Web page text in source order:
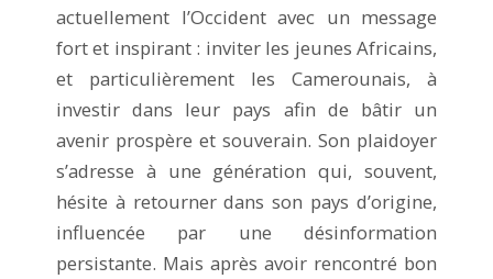
actuellement l’Occident avec un message
fort et inspirant : inviter les jeunes Africains,
et particulièrement les Camerounais, à
investir dans leur pays afin de bâtir un
avenir prospère et souverain. Son plaidoyer
s’adresse à une génération qui, souvent,
hésite à retourner dans son pays d’origine,
influencée par une désinformation
persistante. Mais après avoir rencontré bon